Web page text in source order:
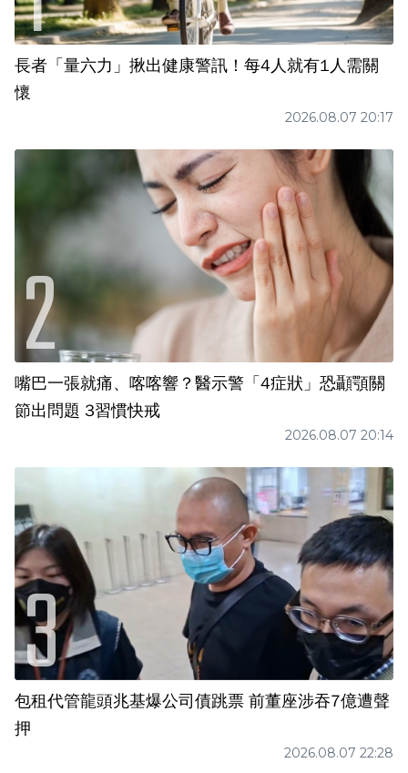
長者「量六力」揪出健康警訊！每4人就有1人需關
懷
2026.08.07 20:17
嘴巴一張就痛、喀喀響？醫示警「4症狀」恐顳顎關
節出問題 3習慣快戒
2026.08.07 20:14
包租代管龍頭兆基爆公司債跳票 前董座涉吞7億遭聲
押
2026.08.07 22:28